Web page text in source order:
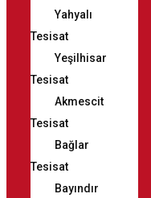
Yahyalı
Tesisat
Yeşilhisar
Tesisat
Akmescit
Tesisat
Bağlar
Tesisat
Bayındır